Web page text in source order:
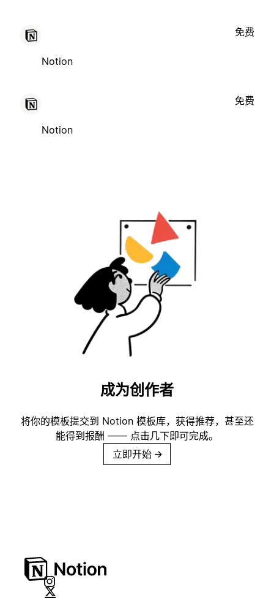
Notion
免费
Notion
免费
成为创作者
将你的模板提交到 Notion 模板库，获得推荐，甚至还
能得到报酬 —— 点击几下即可完成。
立即开始 →